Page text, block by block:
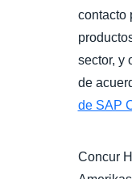
contacto
sector, y
de
de SAP
Concur